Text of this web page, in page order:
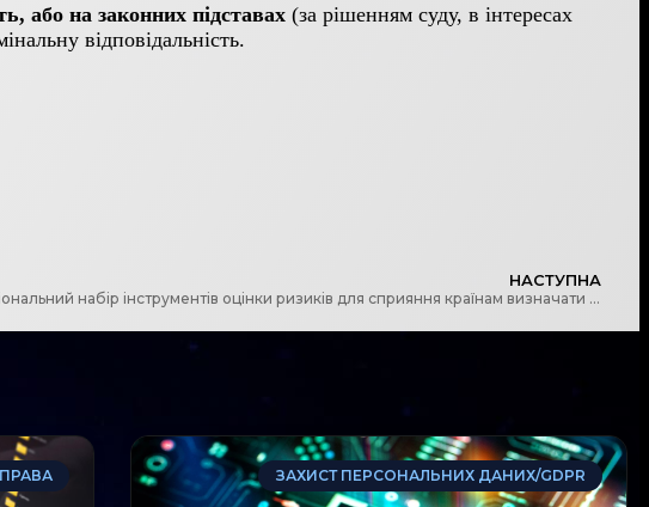
або на законних підставах (за рішенням суду, в інтересах
відповідальність.
НАСТУПНА
FATF запустила Національний набір інструментів оцінки ризиків для сприяння країнам визначати найбільші ризики відмивання грошей
ЗАХИСТ ПЕРСОНАЛЬНИХ ДАНИХ/GDPR